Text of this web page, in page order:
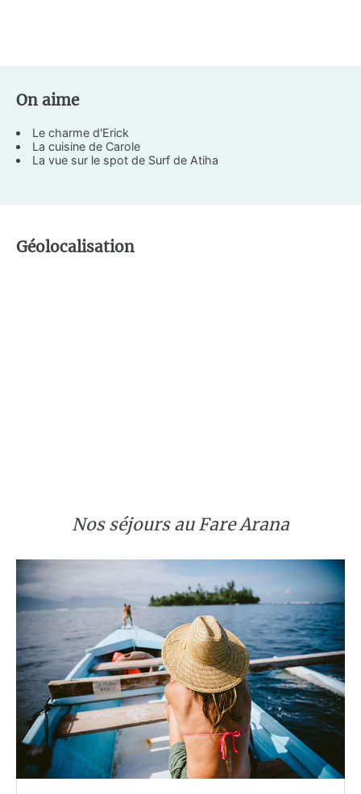
On aime
Le charme d'Erick
La cuisine de Carole
La vue sur le spot de Surf de Atiha
Géolocalisation
Nos séjours au Fare Arana